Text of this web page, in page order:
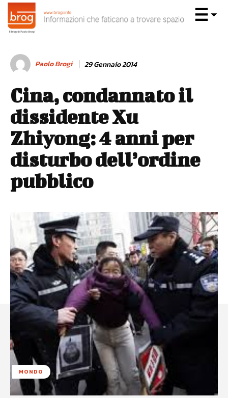
Paolo Brogi 29 Gennaio 2014
Cina, condannato il
dissidente Xu
Zhiyong: 4 anni per
disturbo dell’ordine
pubblico
MONDO